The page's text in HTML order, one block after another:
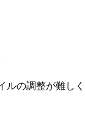
の調整が難し